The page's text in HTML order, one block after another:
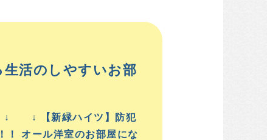
生活のしやすいお部
【新緑ハイツ】防犯
！ オール洋室のお部屋にな